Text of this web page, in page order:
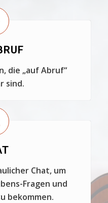
die „auf Abruf“
sind.
Chat, um
Fragen und
bekommen.